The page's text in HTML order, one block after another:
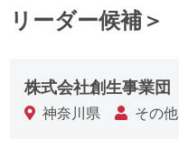
リーダー候補＞
株式会社創生事業団
神奈川県 その他